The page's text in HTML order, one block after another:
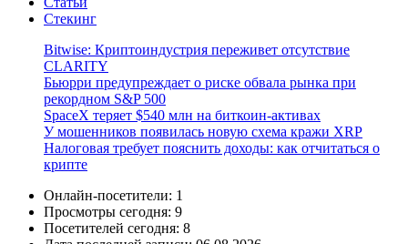
Стекинг
Bitwise: Криптоиндустрия переживет отсутствие
CLARITY
Бьюрри предупреждает о риске обвала рынка при
рекордном S&P 500
SpaceX теряет $540 млн на биткоин-активах
У мошенников появилась новую схема кражи XRP
Налоговая требует пояснить доходы: как отчитаться о
крипте
Онлайн-посетители: 1
Просмотры сегодня: 9
Посетителей сегодня: 8